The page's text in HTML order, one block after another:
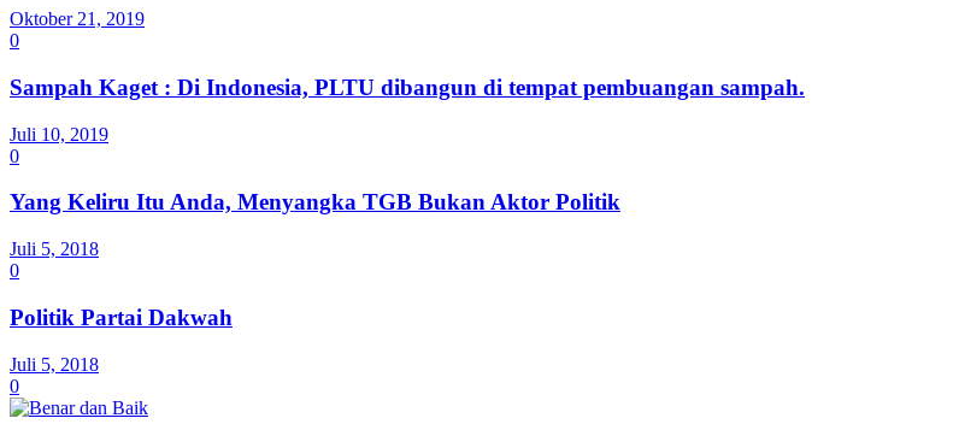
Oktober 21, 2019
0
Sampah Kaget : Di Indonesia, PLTU dibangun di tempat pembuangan sampah.
Juli 10, 2019
0
Yang Keliru Itu Anda, Menyangka TGB Bukan Aktor Politik
Juli 5, 2018
0
Politik Partai Dakwah
Juli 5, 2018
0